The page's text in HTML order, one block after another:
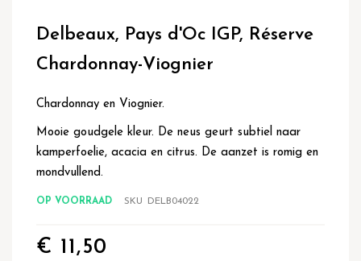
het
begin
van
afbeeldingen-
Delbeaux, Pays d'Oc IGP, Réserve
Chardonnay-Viognier
Chardonnay en Viognier.
Mooie goudgele kleur. De neus geurt subtiel naar
kamperfoelie, acacia en citrus. De aanzet is romig en
mondvullend.
OP VOORRAAD SKU DELB04022
€ 11,50